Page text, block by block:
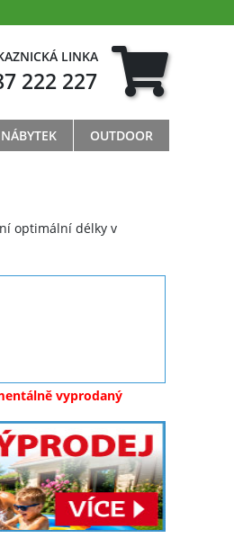
LINKA
222 227
OUTDOOR
optimální délky v
vyprodaný